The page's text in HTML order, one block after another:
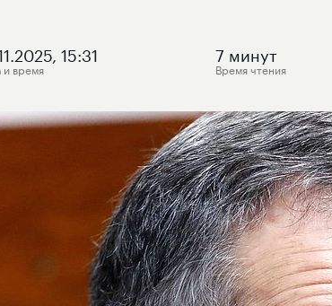
15:31
и время
7 минут
Время чтения